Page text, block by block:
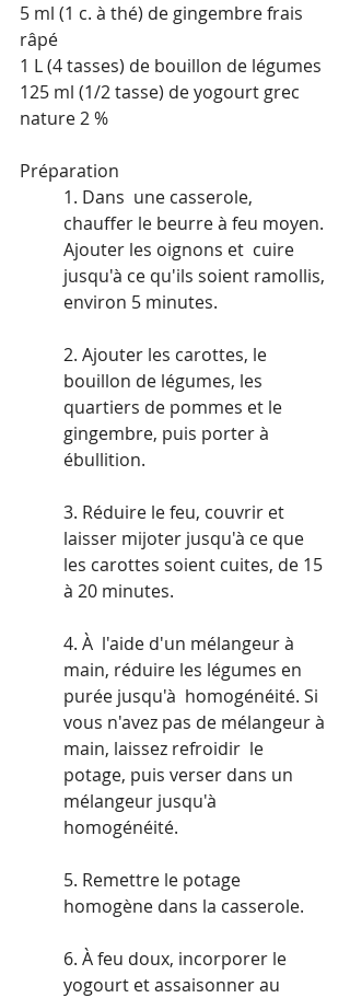
5 ml (1 c. à thé) de gingembre frais
râpé
1 L (4 tasses) de bouillon de légumes
125 ml (1/2 tasse) de yogourt grec
nature 2 %
Préparation
1. Dans  une casserole,
chauffer le beurre à feu moyen.
Ajouter les oignons et  cuire
jusqu'à ce qu'ils soient ramollis,
environ 5 minutes.
2. Ajouter les carottes, le
bouillon de légumes, les
quartiers de pommes et le
gingembre, puis porter à
ébullition.
3. Réduire le feu, couvrir et
laisser mijoter jusqu'à ce que
les carottes soient cuites, de 15
à 20 minutes.
4. À  l'aide d'un mélangeur à
main, réduire les légumes en
purée jusqu'à  homogénéité. Si
vous n'avez pas de mélangeur à
main, laissez refroidir  le
potage, puis verser dans un
mélangeur jusqu'à
homogénéité.
5. Remettre le potage
homogène dans la casserole.
6. À feu doux, incorporer le
yogourt et assaisonner au